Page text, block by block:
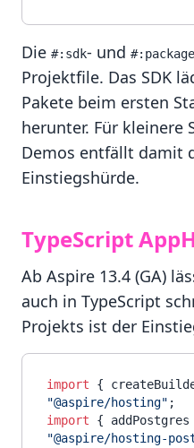
Die #:sdk- und #:package
Projektfile. Das SDK
Pakete beim ersten
herunter. Für kleinere
Demos entfällt damit
Einstiegshürde.
TypeScript
Ab Aspire 13.4 (GA)
auch in TypeScript
Projekts ist der
import {
"@aspire/hosting"
import {
"@aspire/hosting-